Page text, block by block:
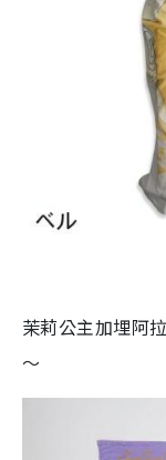
茉莉公主加埋阿
～